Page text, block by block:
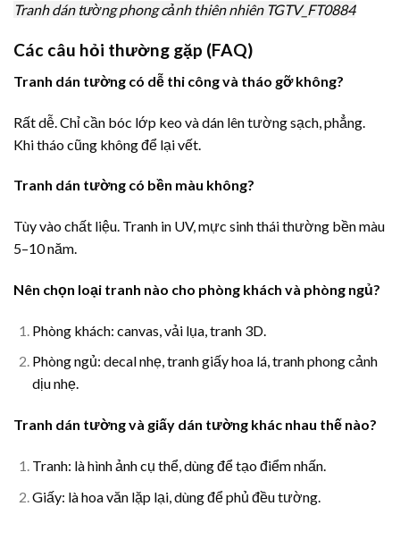
Tranh dán tường phong cảnh thiên nhiên TGTV_FT0884
Các câu hỏi thường gặp (FAQ)
Tranh dán tường có dễ thi công và tháo gỡ không?
Rất dễ. Chỉ cần bóc lớp keo và dán lên tường sạch, phẳng.
Khi tháo cũng không để lại vết.
Tranh dán tường có bền màu không?
Tùy vào chất liệu. Tranh in UV, mực sinh thái thường bền màu
5–10 năm.
Nên chọn loại tranh nào cho phòng khách và phòng ngủ?
Phòng khách: canvas, vải lụa, tranh 3D.
Phòng ngủ: decal nhẹ, tranh giấy hoa lá, tranh phong cảnh
dịu nhẹ.
Tranh dán tường và giấy dán tường khác nhau thế nào?
Tranh: là hình ảnh cụ thể, dùng để tạo điểm nhấn.
Giấy: là hoa văn lặp lại, dùng để phủ đều tường.